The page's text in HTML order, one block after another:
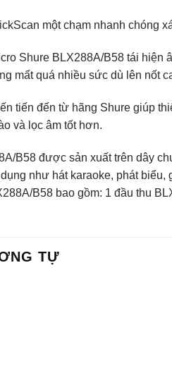
một chạm nhanh chóng
Shure BLX288A/B58 tái hiện
mất quá nhiều sức dù lên nốt
tiến đến từ hãng Shure giúp
và lọc âm tốt hơn.
B58 được sản xuất trên dây
như hát karaoke, phát biểu,
B58 bao gồm: 1 đầu thu
TỰ